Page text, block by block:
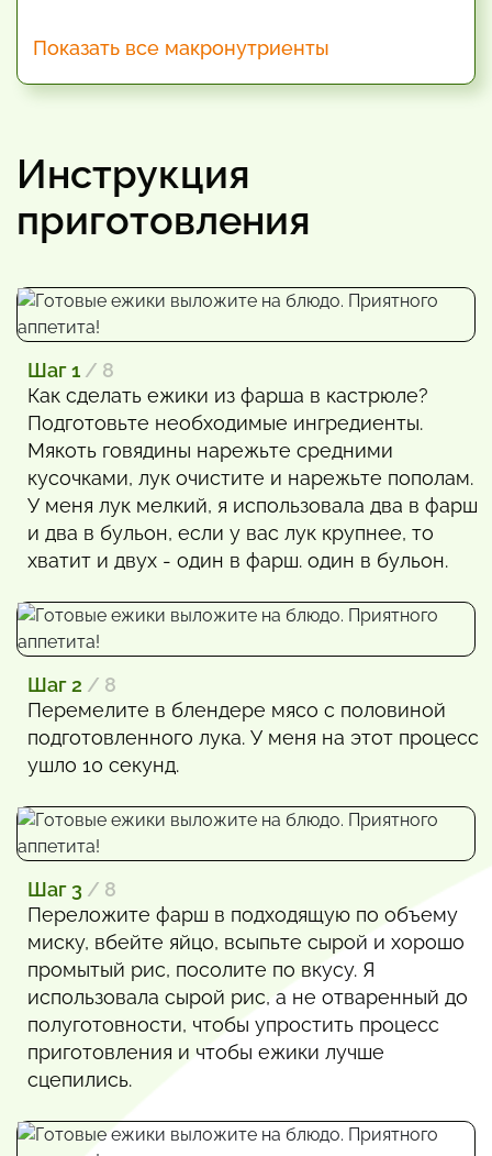
Показать все макронутриенты
Инструкция
приготовления
Шаг 1 / 8
Как сделать ежики из фарша в кастрюле?
Подготовьте необходимые ингредиенты.
Мякоть говядины нарежьте средними
кусочками, лук очистите и нарежьте пополам.
У меня лук мелкий, я использовала два в фарш
и два в бульон, если у вас лук крупнее, то
хватит и двух - один в фарш. один в бульон.
Шаг 2 / 8
Перемелите в блендере мясо с половиной
подготовленного лука. У меня на этот процесс
ушло 10 секунд.
Шаг 3 / 8
Переложите фарш в подходящую по объему
миску, вбейте яйцо, всыпьте сырой и хорошо
промытый рис, посолите по вкусу. Я
использовала сырой рис, а не отваренный до
полуготовности, чтобы упростить процесс
приготовления и чтобы ежики лучше
сцепились.